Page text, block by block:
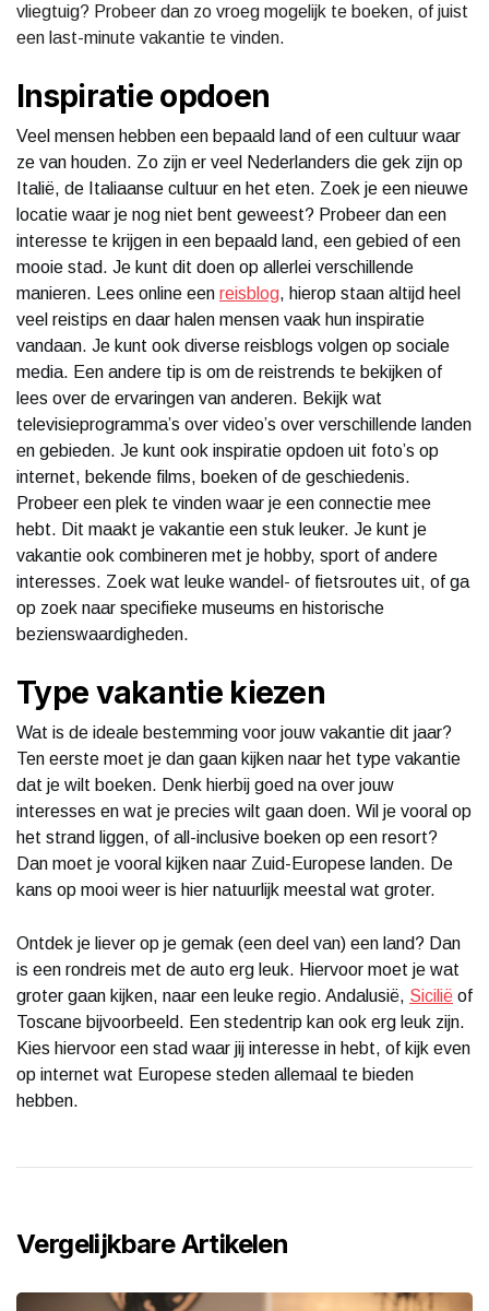
vliegtuig? Probeer dan zo vroeg mogelijk te boeken, of juist
een last-minute vakantie te vinden.
Inspiratie opdoen
Veel mensen hebben een bepaald land of een cultuur waar
ze van houden. Zo zijn er veel Nederlanders die gek zijn op
Italië, de Italiaanse cultuur en het eten. Zoek je een nieuwe
locatie waar je nog niet bent geweest? Probeer dan een
interesse te krijgen in een bepaald land, een gebied of een
mooie stad. Je kunt dit doen op allerlei verschillende
manieren. Lees online een reisblog, hierop staan altijd heel
veel reistips en daar halen mensen vaak hun inspiratie
vandaan. Je kunt ook diverse reisblogs volgen op sociale
media. Een andere tip is om de reistrends te bekijken of
lees over de ervaringen van anderen. Bekijk wat
televisieprogramma’s over video’s over verschillende landen
en gebieden. Je kunt ook inspiratie opdoen uit foto’s op
internet, bekende films, boeken of de geschiedenis.
Probeer een plek te vinden waar je een connectie mee
hebt. Dit maakt je vakantie een stuk leuker. Je kunt je
vakantie ook combineren met je hobby, sport of andere
interesses. Zoek wat leuke wandel- of fietsroutes uit, of ga
op zoek naar specifieke museums en historische
bezienswaardigheden.
Type vakantie kiezen
Wat is de ideale bestemming voor jouw vakantie dit jaar?
Ten eerste moet je dan gaan kijken naar het type vakantie
dat je wilt boeken. Denk hierbij goed na over jouw
interesses en wat je precies wilt gaan doen. Wil je vooral op
het strand liggen, of all-inclusive boeken op een resort?
Dan moet je vooral kijken naar Zuid-Europese landen. De
kans op mooi weer is hier natuurlijk meestal wat groter.
Ontdek je liever op je gemak (een deel van) een land? Dan
is een rondreis met de auto erg leuk. Hiervoor moet je wat
groter gaan kijken, naar een leuke regio. Andalusië, Sicilië of
Toscane bijvoorbeeld. Een stedentrip kan ook erg leuk zijn.
Kies hiervoor een stad waar jij interesse in hebt, of kijk even
op internet wat Europese steden allemaal te bieden
hebben.
Vergelijkbare Artikelen